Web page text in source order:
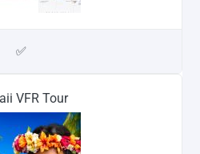
✅
VFR Tour